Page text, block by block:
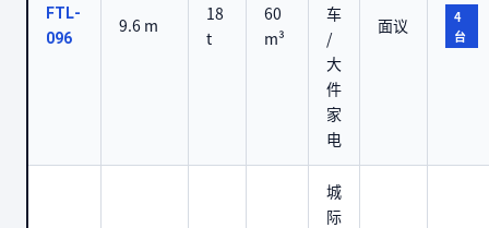
FTL-
096
9.6 m
18
t
60
m³
车
/
大
件
家
电
面议
4
台
城
际